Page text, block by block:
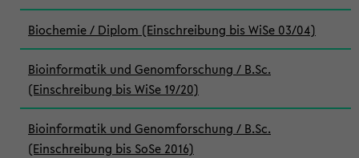
Biochemie / Diplom (Einschreibung bis WiSe 03/04)
Bioinformatik und Genomforschung / B.Sc.
(Einschreibung bis WiSe 19/20)
Bioinformatik und Genomforschung / B.Sc.
(Einschreibung bis SoSe 2016)